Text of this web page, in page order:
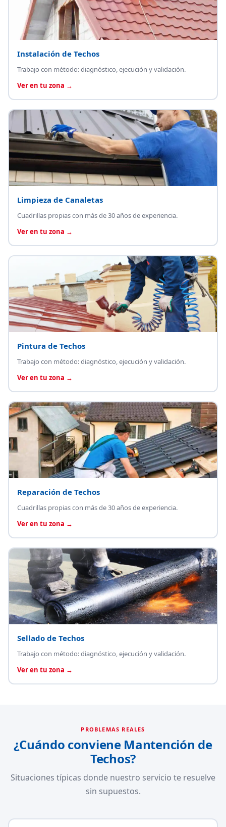
Instalación de Techos
Trabajo con método: diagnóstico, ejecución y validación.
Ver en tu zona →
Limpieza de Canaletas
Cuadrillas propias con más de 30 años de experiencia.
Ver en tu zona →
Pintura de Techos
Trabajo con método: diagnóstico, ejecución y validación.
Ver en tu zona →
Reparación de Techos
Cuadrillas propias con más de 30 años de experiencia.
Ver en tu zona →
Sellado de Techos
Trabajo con método: diagnóstico, ejecución y validación.
Ver en tu zona →
PROBLEMAS REALES
¿Cuándo conviene Mantención de
Techos?
Situaciones típicas donde nuestro servicio te resuelve
sin supuestos.